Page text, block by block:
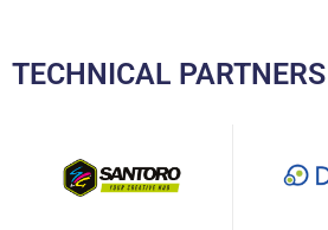
TECHNICAL PARTNERS